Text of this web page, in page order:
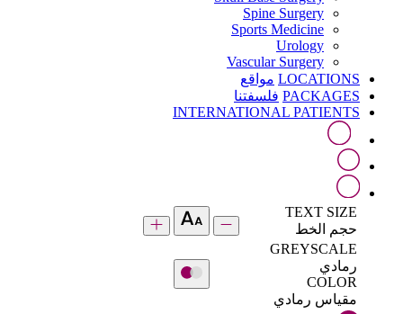
Spine Surgery
Sports Medicine
Urology
Vascular Surgery
LOCATIONS مواقع
PACKAGES فلسفتنا
INTERNATIONAL PATIENTS
TEXT SIZE
حجم الخط
GREYSCALE
رمادي
COLOR
مقياس رمادي